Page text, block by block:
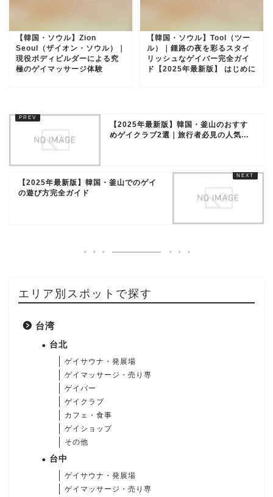
【韓国・ソウル】Zion
Seoul（ザイオン・ソウル）｜
現役ボディビルダーによる究
極のゲイマッサージ体験
【韓国・ソウル】Tool（ツー
ル）｜鍾路の夜を彩るスタイ
リッシュなゲイバー完全ガイ
ド【2025年最新版】 はじめに
【2025年最新版】韓国・釜山のおすす
めゲイクラブ2選｜旅行者必見の人気...
【2025年最新版】韓国・釜山でのゲイ
の遊び方完全ガイド
エリア別スポットで探す
台湾
台北
ゲイサウナ・発展場
ゲイマッサージ・売り専
ゲイバー
ゲイクラブ
カフェ・食事
ゲイショップ
その他
台中
ゲイサウナ・発展場
ゲイマッサージ・売り専